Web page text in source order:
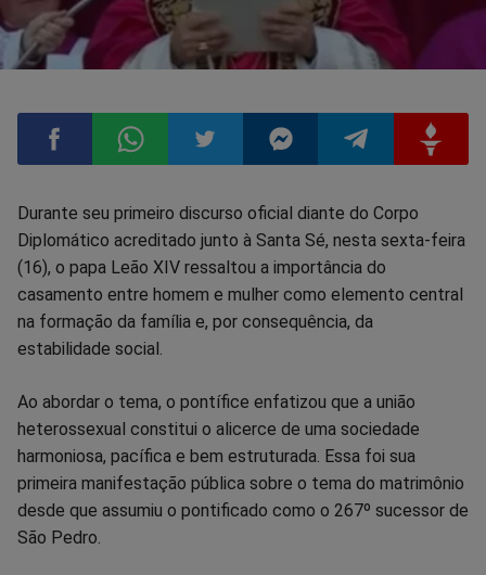
Compartilhar
no
Facebook
Compartilhar
no
Whatsapp
Compartilhar
no
Twitter
Compartilhar
no
Messenger
Compartilhar
no
Telegram
Durante seu primeiro discurso oficial diante do Corpo
Diplomático acreditado junto à Santa Sé, nesta sexta-feira
(16), o papa Leão XIV ressaltou a importância do
casamento entre homem e mulher como elemento central
na formação da família e, por consequência, da
estabilidade social.
Ao abordar o tema, o pontífice enfatizou que a união
heterossexual constitui o alicerce de uma sociedade
harmoniosa, pacífica e bem estruturada. Essa foi sua
primeira manifestação pública sobre o tema do matrimônio
desde que assumiu o pontificado como o 267º sucessor de
São Pedro.